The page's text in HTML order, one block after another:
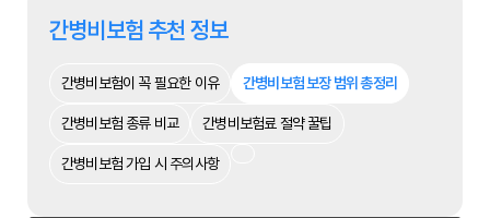
간병비보험 추천 정보
간병비보험이 꼭 필요한 이유 간병비보험 보장 범위 총정리
간병비보험 종류 비교 간병비보험료 절약 꿀팁
간병비보험 가입 시 주의사항